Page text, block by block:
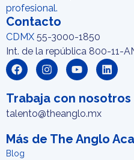
profesional.
Contacto
CDMX 55-3000-1850
Int. de la república 800-11-
Trabaja con nosotros
talento@theanglo.mx
Más de The Anglo
Blog